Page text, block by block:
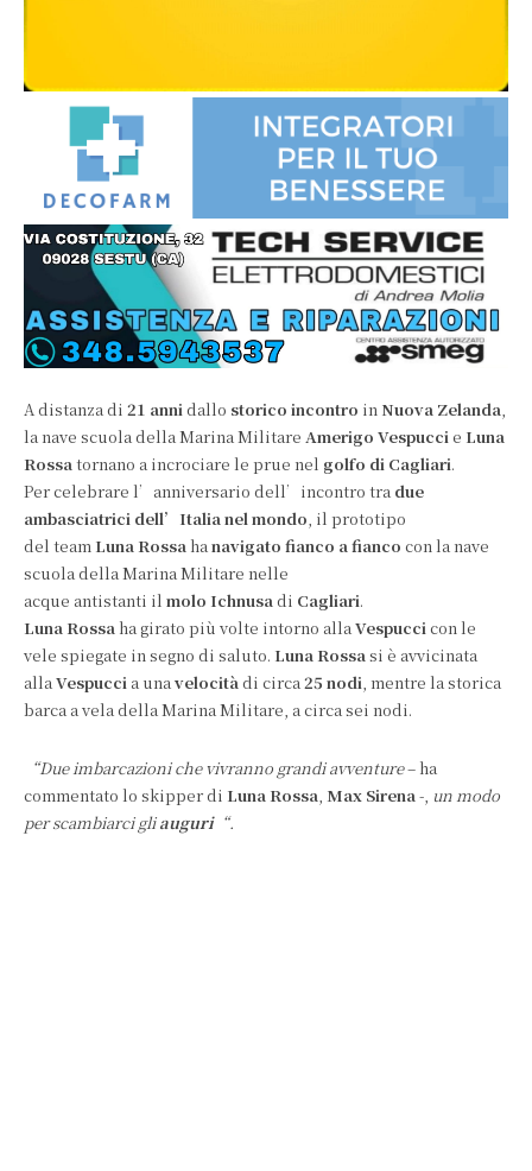
A distanza di 21 annidallo storico incontro in Nuova Zelanda,
la nave scuola della Marina Militare Amerigo Vespuccie Luna
Rossatornano a incrociare le prue nel golfo di Cagliari.
Per celebrare l’anniversario dell’incontro tra due
ambasciatrici dell’Italia nel mondo, il prototipo
del team Luna Rossa hanavigato fianco a fianco con la nave
scuola della Marina Militare nelle
acque antistanti il molo Ichnusadi Cagliari.
Luna Rossa ha girato più volte intorno allaVespuccicon le
vele spiegate in segno di saluto. Luna Rossasi è avvicinata
allaVespucci a unavelocitàdi circa25 nodi, mentre la storica
barca a vela della Marina Militare, a circa sei nodi.
“Due imbarcazioni che vivranno grandi avventure– ha
commentato lo skipper di Luna Rossa, Max Sirena-, un modo
per scambiarci gliauguri“.